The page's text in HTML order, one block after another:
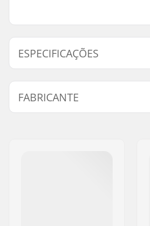
ESPECIFICAÇÕES
Tipo de Esqui:
Botas compatíveis:
FABRICANTE